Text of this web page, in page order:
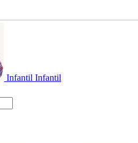
Infantil Infantil